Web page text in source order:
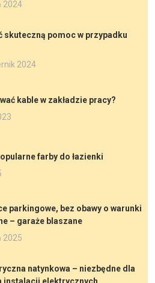
2024
skuteczną pomoc w przypadku
2024
kable w zakładzie pracy?
farby do łazienki
parkingowe, bez obawy o warunki
– garaże blaszane
2025
natynkowa – niezbędne dla